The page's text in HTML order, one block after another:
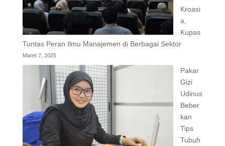
Kroasi
a,
Kupas
Tuntas Peran Ilmu Manajemen di Berbagai Sektor
Maret 7, 2025
Pakar
Gizi
Udinus
Beber
kan
Tips
Tubuh